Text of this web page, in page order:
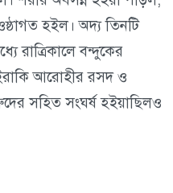
ওষ্ঠাগত হইল। অদ্য তিনটি
রাত্রিকালে বন্দুকের
আরোহীর রসদ ও
সহিত সংঘর্ষ হইয়াছিলও